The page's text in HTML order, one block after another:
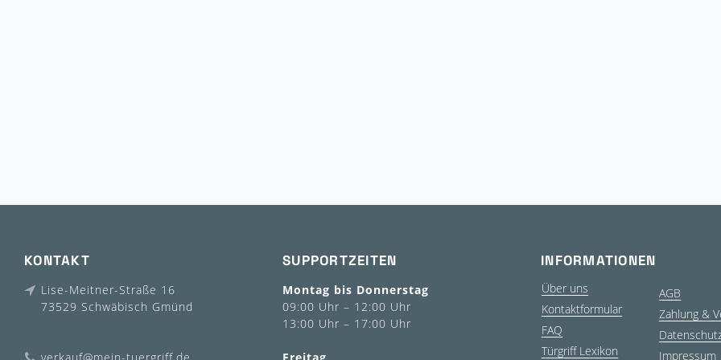
KONTAKT
Lise-Meitner-Straße 16
73529 Schwäbisch Gmünd
SUPPORTZEITEN
Montag bis Donnerstag
09:00 Uhr – 12:00 Uhr
13:00 Uhr – 17:00 Uhr
INFORMATIONEN
Über uns
Kontaktformular
FAQ
Türgriff Lexikon
AGB
Zahlung &
Impressum